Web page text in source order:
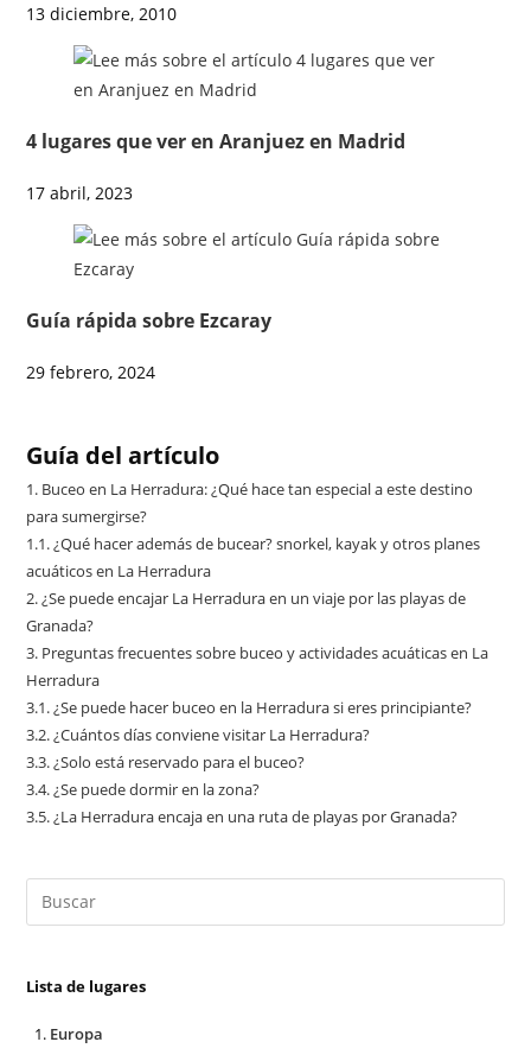
13 diciembre, 2010
4 lugares que ver en Aranjuez en Madrid
17 abril, 2023
Guía rápida sobre Ezcaray
29 febrero, 2024
Guía del artículo
1. Buceo en La Herradura: ¿Qué hace tan especial a este destino
para sumergirse?
1.1.¿Qué hacer además de bucear? snorkel, kayak y otros planes
acuáticos en La Herradura
2.¿Se puede encajar La Herradura en un viaje por las playas de
Granada?
3. Preguntas frecuentes sobre buceo y actividades acuáticas en La
Herradura
3.1.¿Se puede hacer buceo en la Herradura si eres principiante?
3.2.¿Cuántos días conviene visitar La Herradura?
3.3.¿Solo está reservado para el buceo?
3.4.¿Se puede dormir en la zona?
3.5.¿La Herradura encaja en una ruta de playas por Granada?
Lista de lugares
Europa